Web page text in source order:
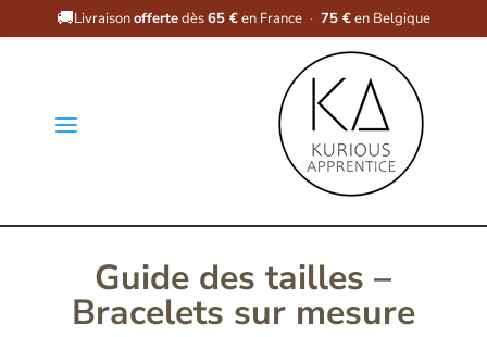
🚚Livraisonoffertedès65 €en France · 75 €en Belgique
a
Guide des tailles –
Bracelets sur mesure